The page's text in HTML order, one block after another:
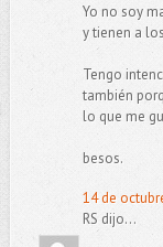
Yo no soy
y tienen a
Tengo
también
lo que me
besos.
14 de
RS dijo...